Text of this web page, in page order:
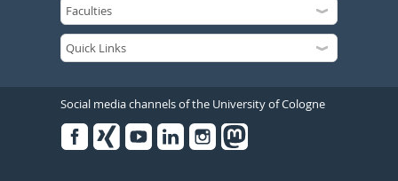
Social media channels of the University of Cologne